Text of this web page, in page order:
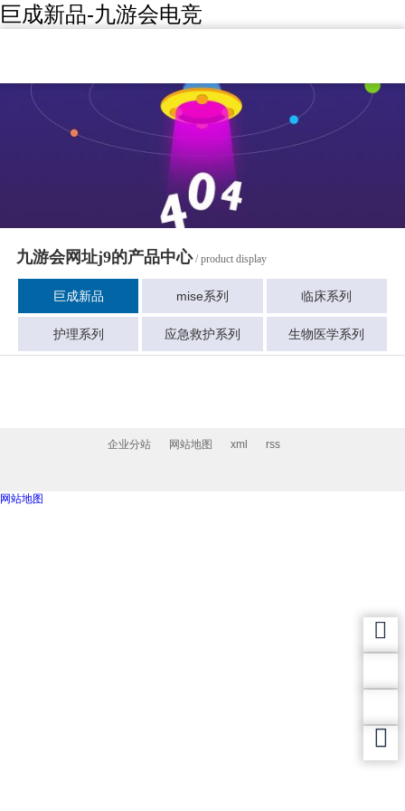
巨成新品-九游会电竞
九游会网址j9的产品中心/ product display
巨成新品 mise系列 临床系列
护理系列 应急救护系列 生物医学系列
企业分站 网站地图 xml rss
网站地图